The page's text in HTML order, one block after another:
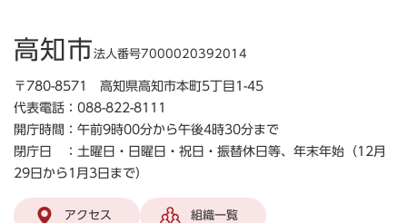
高知市法人番号7000020392014
〒780-8571 高知県高知市本町5丁目1-45
代表電話：088-822-8111
開庁時間：午前9時00分から午後4時30分まで
閉庁日 ：土曜日・日曜日・祝日・振替休日等、年末年始（12月
29日から1月3日まで）
アクセス 組織一覧